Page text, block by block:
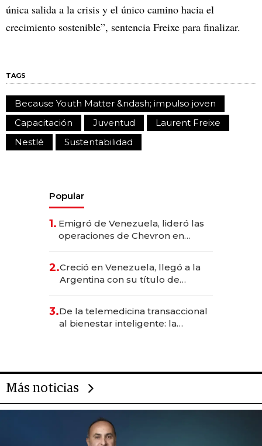
única salida a la crisis y el único camino hacia el
crecimiento sostenible”, sentencia Freixe para finalizar.
TAGS
Because Youth Matter &ndash; impulso joven
Capacitación
Juventud
Laurent Freixe
Nestlé
Sustentabilidad
Popular
1. Emigró de Venezuela, lideró las
operaciones de Chevron en
2.Creció en Venezuela, llegó a la
Argentina con su título de
las marcas "fast premium"
3.De la telemedicina transaccional
al bienestar inteligente: la
Más noticias